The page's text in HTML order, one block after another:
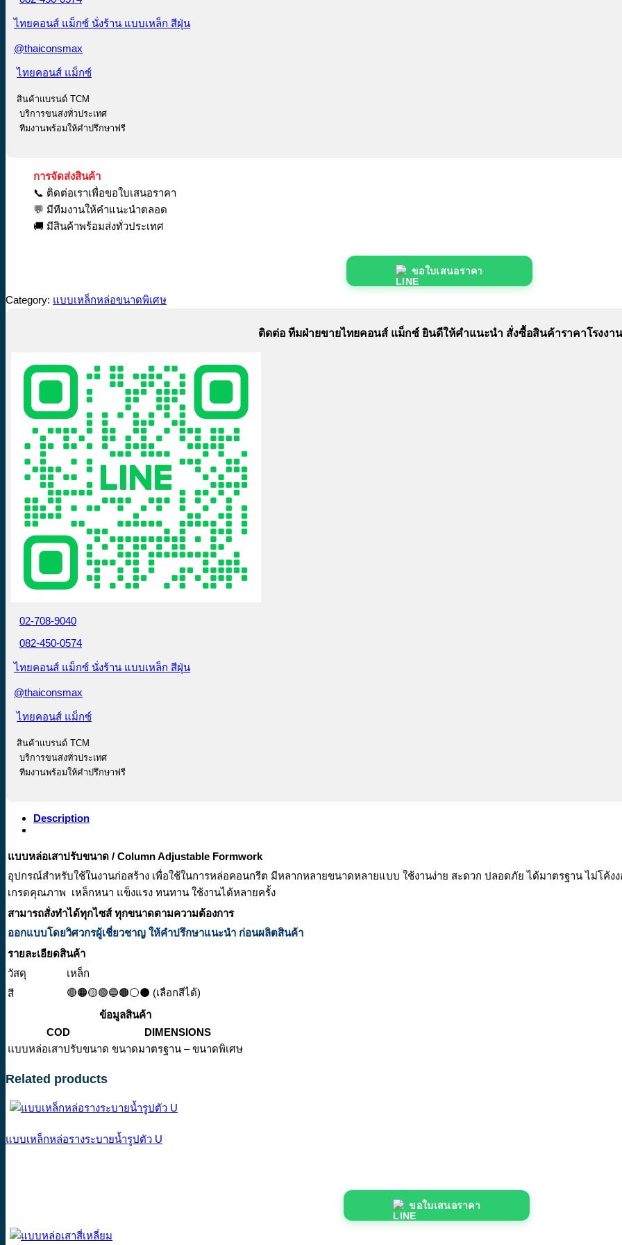
ไทยคอนส์ แม็กซ์ นั่งร้าน แบบเหล็ก สีฝุ่น
@thaiconsmax
ไทยคอนส์ แม็กซ์
สินค้าแบรนด์ TCM
บริการขนส่งทั่วประเทศ
ทีมงานพร้อมให้คำปรึกษาฟรี
การจัดส่งสินค้า
📞 ติดต่อเราเพื่อขอใบเสนอราคา
💬 มีทีมงานให้คำแนะนำตลอด
🚚 มีสินค้าพร้อมส่งทั่วประเทศ
ขอใบเสนอราคา
Category: แบบเหล็กหล่อขนาดพิเศษ
ติดต่อ ทีมฝ่ายขายไทยคอนส์ แม็กซ์ ยินดีให้คำแนะนำ สั่งซื้อสินค้าราคาโรงงาน
02-708-9040
082-450-0574
ไทยคอนส์ แม็กซ์ นั่งร้าน แบบเหล็ก สีฝุ่น
@thaiconsmax
ไทยคอนส์ แม็กซ์
สินค้าแบรนด์ TCM
บริการขนส่งทั่วประเทศ
ทีมงานพร้อมให้คำปรึกษาฟรี
Description
แบบหล่อเสาปรับขนาด / Column Adjustable Formwork
อุปกรณ์สำหรับใช้ในงานก่อสร้าง เพื่อใช้ในการหล่อคอนกรีต มีหลากหลายขนาดหลายแบบ ใช้งานง่าย สะดวก ปลอดภัย ได้มาตรฐาน ไม่โค้งง
เกรดคุณภาพ เหล็กหนา แข็งแรง ทนทาน ใช้งานได้หลายครั้ง
สามารถสั่งทำได้ทุกไซส์ ทุกขนาดตามความต้องการ
ออกแบบโดยวิศวกรผู้เชี่ยวชาญ ให้คำปรึกษาแนะนำ ก่อนผลิตสินค้า
รายละเอียดสินค้า
วัสดุ
เหล็ก
สี
🔴🟠🟡🟢🔵🟤⚪⚫ (เลือกสีได้)
ข้อมูลสินค้า
COD
DIMENSIONS
แบบหล่อเสาปรับขนาด ขนาดมาตรฐาน – ขนาดพิเศษ
Related products
แบบเหล็กหล่อรางระบายน้ำรูปตัว U
ขอใบเสนอราคา